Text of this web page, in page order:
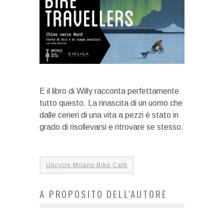
E il libro di Willy racconta perfettamente
tutto questo. La rinascita di un uomo che
dalle ceneri di una vita a pezzi è stato in
grado di risollevarsi e ritrovare se stesso.
Upcycle Milano Bike Cafè
A PROPOSITO DELL'AUTORE